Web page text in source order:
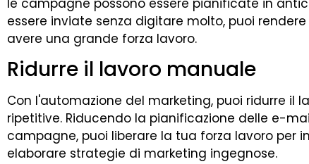
essere inviate senza digitare molto, puoi
avere una grande forza lavoro.
Ridurre il lavoro manuale
Con l'automazione del marketing, puoi ridurre il
ripetitive. Riducendo la pianificazione delle e-
campagne, puoi liberare la tua forza lavoro per
elaborare strategie di marketing ingegnose.